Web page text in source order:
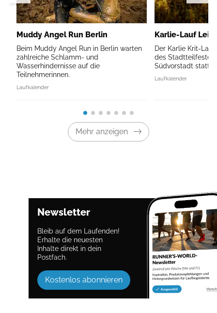
Muddy Angel Run Berlin
Beim Muddy Angel Run in Berlin warten
zahlreiche Schlamm- und
Wasserhindernisse auf die
Teilnehmerinnen.
Laufkalender
Karlie-Lauf
Der Karlie Krit-
des Stadtteilfestes
Südvorstadt statt.
Laufkalender
Mehr anzeigen
Newsletter
Bleib auf dem Laufenden!
Erhalte die neuesten
Inhalte direkt in dein
Postfach.
Kostenlos abonnieren